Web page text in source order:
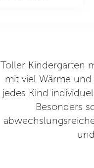
Toller Kindergarten
mit viel Wärme
jedes Kind
Besonders